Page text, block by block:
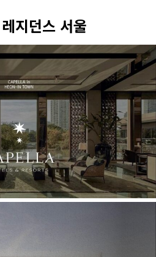
지던스 서울